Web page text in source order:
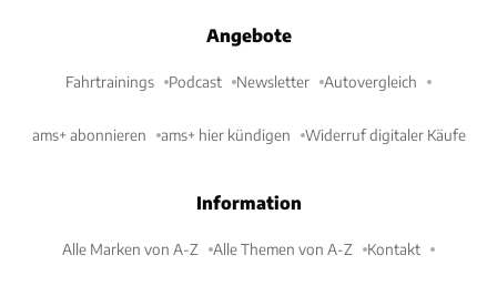
Angebote
Fahrtrainings Podcast Newsletter Autovergleich
ams+ abonnieren ams+ hier kündigen Widerruf digitaler Käufe
Information
Alle Marken von A-Z Alle Themen von A-Z Kontakt